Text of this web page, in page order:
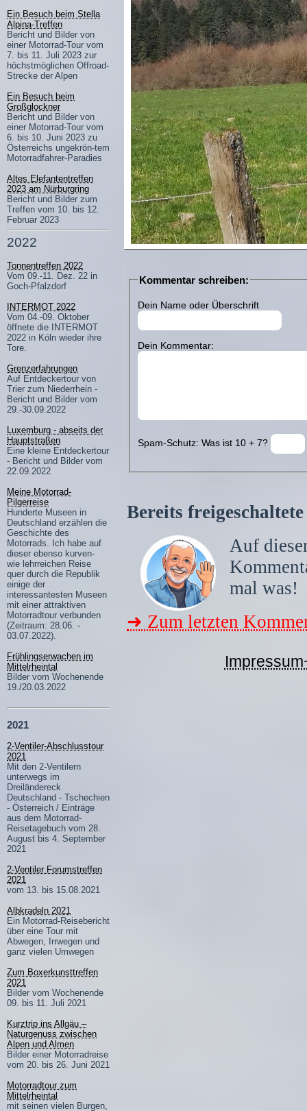
Ein Besuch beim Stella
Alpina-Treffen
Bericht und Bilder von
einer Motorrad-Tour vom
7. bis 11. Juli 2023 zur
höchstmöglichen Offroad-
Strecke der Alpen
Ein Besuch beim
Großglockner
Bericht und Bilder von
einer Motorrad-Tour vom
6. bis 10. Juni 2023 zu
Österreichs ungekrön-tem
Motorradfahrer-Paradies
Altes Elefantentreffen
2023 am Nürburgring
Bericht und Bilder zum
Treffen vom 10. bis 12.
Februar 2023
2022
Tonnentreffen 2022
Vom 09.-11. Dez. 22 in
Goch-Pfalzdorf
INTERMOT 2022
Vom 04.-09. Oktober
öffnete die INTERMOT
2022 in Köln wieder ihre
Tore.
Grenzerfahrungen
Auf Entdeckertour von
Trier zum Niederrhein -
Bericht und Bilder vom
29.-30.09.2022
Luxemburg - abseits der
Hauptstraßen
Eine kleine Entdeckertour
- Bericht und Bilder vom
22.09.2022
Meine Motorrad-
Pilgerreise
Hunderte Museen in
Deutschland erzählen die
Geschichte des
Motorrads. Ich habe auf
dieser ebenso kurven-
wie lehrreichen Reise
quer durch die Republik
einige der
interessantesten Museen
mit einer attraktiven
Motorradtour verbunden
(Zeitraum: 28.06. -
03.07.2022).
Frühlingserwachen im
Mittelrheintal
Bilder vom Wochenende
19./20.03.2022
2021
2-Ventiler-Abschlusstour
2021
Mit den 2-Ventilern
unterwegs im
Dreiländereck
Deutschland - Tschechien
- Österreich / Einträge
aus dem Motorrad-
Reisetagebuch vom 28.
August bis 4. September
2021
2-Ventiler Forumstreffen
2021
vom 13. bis 15.08.2021
Albkradeln 2021
Ein Motorrad-Reisebericht
über eine Tour mit
Abwegen, Irrwegen und
ganz vielen Umwegen
Zum Boxerkunsttreffen
2021
Bilder vom Wochenende
09. bis 11. Juli 2021
Kurztrip ins Allgäu –
Naturgenuss zwischen
Alpen und Almen
Bilder einer Motorradreise
vom 20. bis 26. Juni 2021
Motorradtour zum
Mittelrheintal
mit seinen vielen Burgen,
Kommentar schreiben:
Dein Name oder Überschrift
Dein Kommentar:
Spam-Schutz: Was ist 10 + 7?
Bereits
Auf
mal was!
➜ Zum letzten